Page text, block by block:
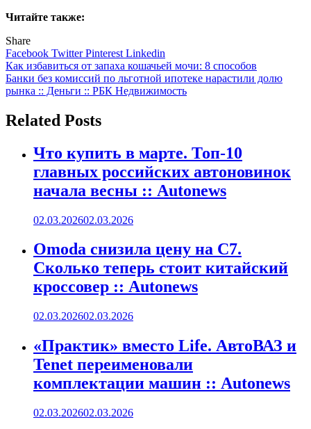
Читайте также:
Share
Facebook TwitterPinterest Linkedin
Навигация
по
Как избавиться от запаха кошачьей мочи: 8 способов
Банки без комиссий по льготной ипотеке нарастили долю
рынка :: Деньги :: РБК Недвижимость
Related Posts
Что купить в марте. Топ-10
главных российских автоновинок
начала весны :: Autonews
02.03.202602.03.2026
Omoda снизила цену на C7.
Сколько теперь стоит китайский
кроссовер :: Autonews
02.03.202602.03.2026
«Практик» вместо Life. АвтоВАЗ и
Tenet переименовали
комплектации машин :: Autonews
02.03.202602.03.2026